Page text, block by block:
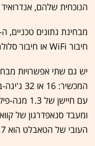
הנוכחית שלהם,
חיבור WiFi או חיבור סלולרי ואינטרנט אלחוטי.
יש גם שתי אפשרויות
המכשיר:
עם חיישן
העובי של הטאבלט הוא 13.7 מ"מ והמשקל 740 גרם.